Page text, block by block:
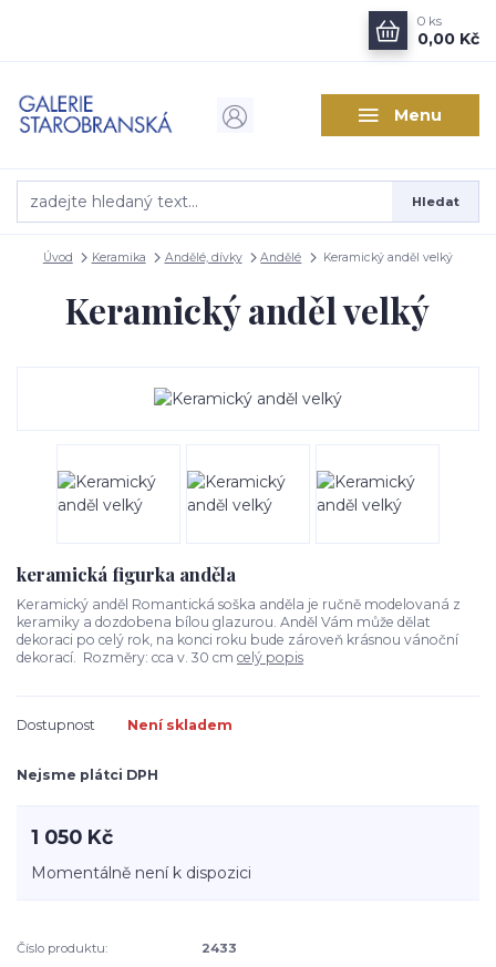
Menu
Hledat
0 ks
0,00 Kč
Úvod Keramika Andělé, dívky Andělé Keramický anděl velký
Keramický anděl velký
keramická figurka anděla
Keramický anděl Romantická soška anděla je ručně modelovaná z
keramiky a dozdobena bílou glazurou. Anděl Vám může dělat
dekoraci po celý rok, na konci roku bude zároveň krásnou vánoční
dekorací. Rozměry: cca v. 30 cm celý popis
Dostupnost Není skladem
Nejsme plátci DPH
1 050 Kč
Momentálně není k dispozici
Číslo produktu: 2433